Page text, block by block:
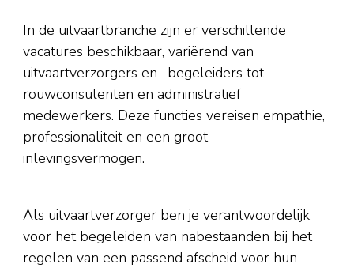
In de uitvaartbranche zijn er verschillende
vacatures beschikbaar, variërend van
uitvaartverzorgers en -begeleiders tot
rouwconsulenten en administratief
medewerkers. Deze functies vereisen empathie,
professionaliteit en een groot
inlevingsvermogen.
Als uitvaartverzorger ben je verantwoordelijk
voor het begeleiden van nabestaanden bij het
regelen van een passend afscheid voor hun